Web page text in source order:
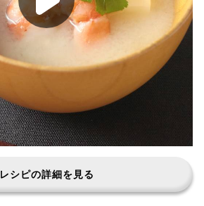
レシピの詳細を見る